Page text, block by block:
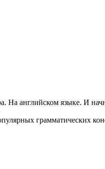
английском языке. И
грамматических